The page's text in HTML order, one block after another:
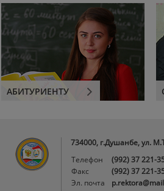
АБИТУРИЕНТУ
734000, г.Душанбе, ул.
Телефон
(992) 37 221-
Факс
(992) 37 221-
Эл. почта